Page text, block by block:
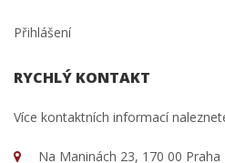
Přihlášení
RYCHLÝ KONTAKT
Více kontaktních informací
Na Maninách 23, 170 00 Praha